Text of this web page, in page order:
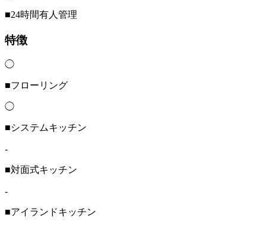
■24時間有人管理
特徴
◯
■フローリング
◯
■システムキッチン
-
■対面式キッチン
-
■アイランドキッチン